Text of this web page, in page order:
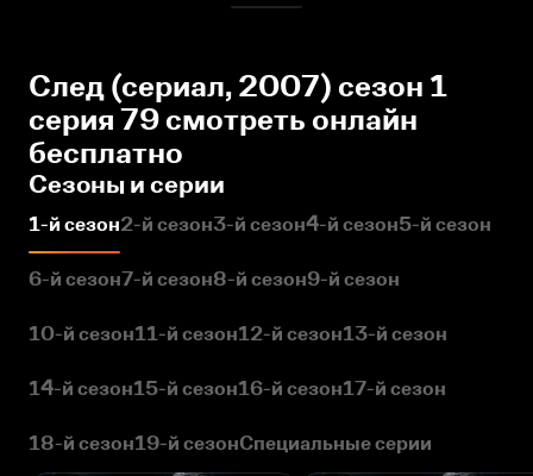
След (сериал, 2007) сезон 1
серия 79 смотреть онлайн
бесплатно
Сезоны и серии
1-й сезон2-й сезон3-й сезон4-й сезон5-й сезон
6-й сезон7-й сезон8-й сезон9-й сезон
10-й сезон11-й сезон12-й сезон13-й сезон
14-й сезон15-й сезон16-й сезон17-й сезон
18-й сезон19-й сезонСпециальные серии